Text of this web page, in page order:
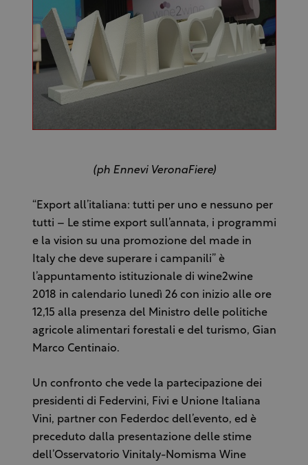
(ph Ennevi VeronaFiere)
“Export all’italiana: tutti per uno e nessuno per
tutti – Le stime export sull’annata, i programmi
e la vision su una promozione del made in
Italy che deve superare i campanili” è
l’appuntamento istituzionale di wine2wine
2018 in calendario lunedì 26 con inizio alle ore
12,15 alla presenza del Ministro delle politiche
agricole alimentari forestali e del turismo, Gian
Marco Centinaio.
Un confronto che vede la partecipazione dei
presidenti di Federvini, Fivi e Unione Italiana
Vini, partner con Federdoc dell’evento, ed è
preceduto dalla presentazione delle stime
dell’Osservatorio Vinitaly-Nomisma Wine